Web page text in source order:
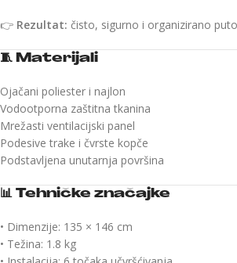
👉 Rezultat: čisto, sigurno i organizirano
🧵 Materijali
Ojačani poliester i najlon
Vodootporna zaštitna tkanina
Mrežasti ventilacijski panel
Podesive trake i čvrste kopče
Podstavljena unutarnja površina
📊 Tehničke značajke
• Dimenzije: 135 × 146 cm
• Težina: 1.8 kg